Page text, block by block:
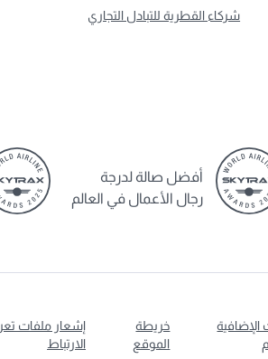
شركاء القطرية للتبادل التجاري
أفضل صالة لدرجة
رجال الأعمال في العالم
الإضافية
خريطة
الموقع
إشعار ملفات
الارتباط